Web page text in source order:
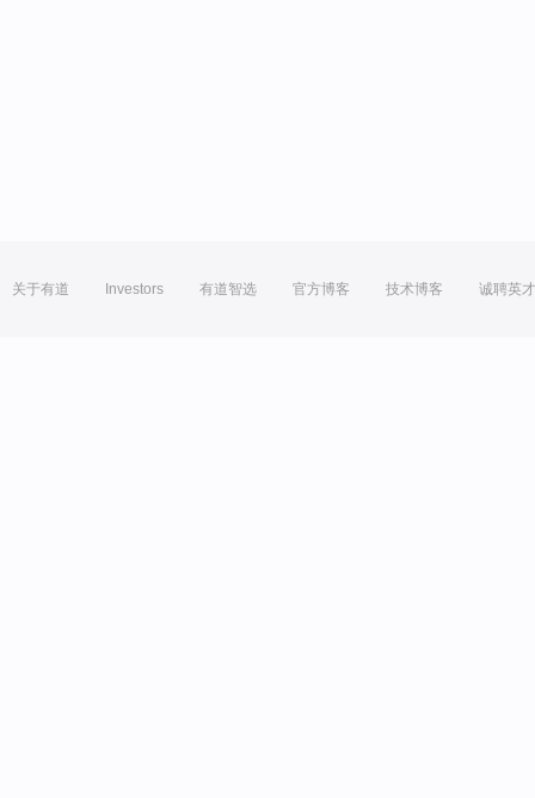
关于有道 Investors 有道智选 官方博客 技术博客 诚聘英才